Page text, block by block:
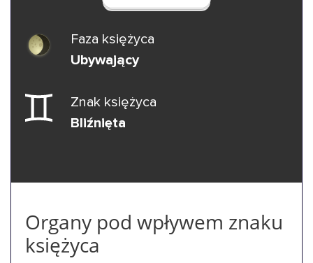
Faza księżyca
Ubywający
Znak księżyca
Bliźnięta
Organy pod wpływem znaku
księżyca